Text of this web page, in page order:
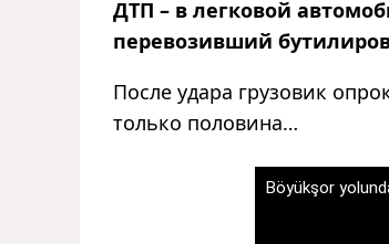
ДТП – в легковой
перевозивший
После удара грузовик
только половина…